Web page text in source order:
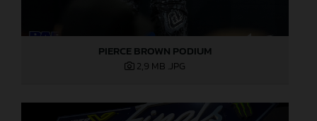
PIERCE BROWN PODIUM
2,9 MB .JPG